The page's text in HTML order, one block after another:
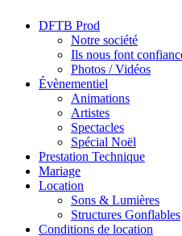
DFTB Prod
Notre société
Ils nous font
Photos / Vidéos
Évènementiel
Animations
Artistes
Spectacles
Spécial Noël
Prestation Technique
Mariage
Location
Sons & Lumières
Structures Gonflables
Conditions de location